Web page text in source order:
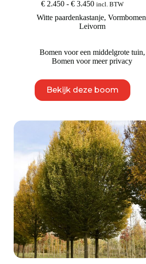
€ 2.450 - € 3.450Prijsklasse:
tot
€ 3.450
incl. BTW
Witte paardenkastanje, Vormbomen
Leivorm
Bomen voor een middelgrote tuin,
Bomen voor meer privacy
Bekijk deze boom
product
heeft
Deze
optie
kan
gekozen
worden
op
de
productpagina